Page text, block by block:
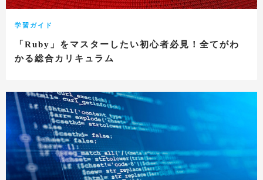
学習ガイド
「Ruby」をマスターしたい初心者必見！全てがわ
かる総合カリキュラム